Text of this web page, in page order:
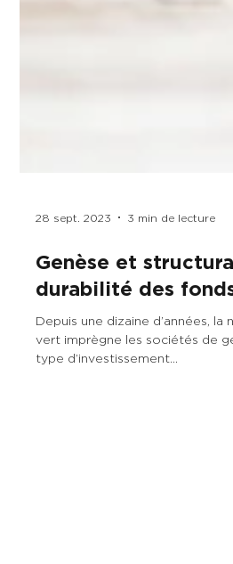
Genèse et
Depuis une dizaine d’années, la
vert imprègne les sociétés de gestion. Le recours à ce